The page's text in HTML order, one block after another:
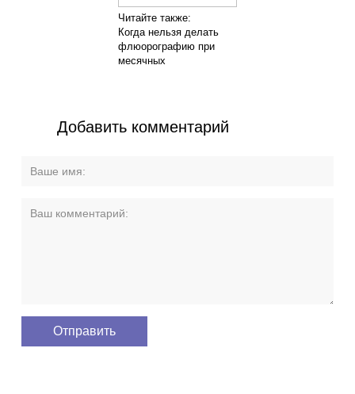
Читайте также:
Когда нельзя делать
флюорографию при
месячных
Добавить комментарий